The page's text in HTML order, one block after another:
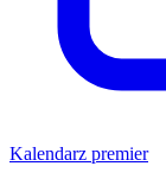
Kalendarz premier